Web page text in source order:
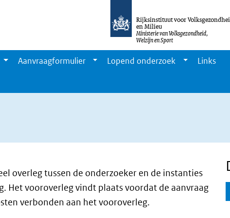
Rijksinstituut voor
en Milieu
Ministerie van Volksgezondheid,
Welzijn en Sport
Aanvraagformulier Lopend onderzoek
Links
overleg tussen de onderzoeker en de instanties
Het vooroverleg vindt plaats voordat de aanvraag
verbonden aan het vooroverleg.